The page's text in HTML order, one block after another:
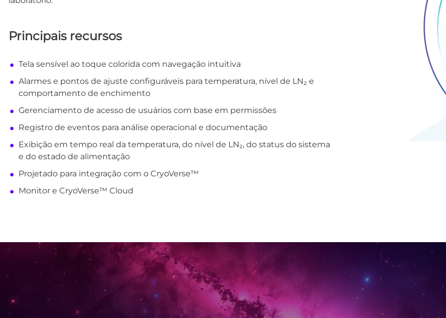
Principais recursos
Tela sensível ao toque colorida com navegação intuitiva
Alarmes e pontos de ajuste configuráveis para temperatura, nível de LN₂ e
comportamento de enchimento
Gerenciamento de acesso de usuários com base em permissões
Registro de eventos para análise operacional e documentação
Exibição em tempo real da temperatura, do nível de LN₂, do status do sistema
e do estado de alimentação
Projetado para integração com o CryoVerse™
Monitor e CryoVerse™ Cloud